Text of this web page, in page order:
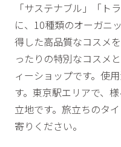
「サステナブル」「ト
に、10種類のオーガニ
得した高品質なコスメ
ったりの特別なコスメ
ィーショップです。使
す。東京駅エリアで、
立地です。旅立ちのタ
寄りください。